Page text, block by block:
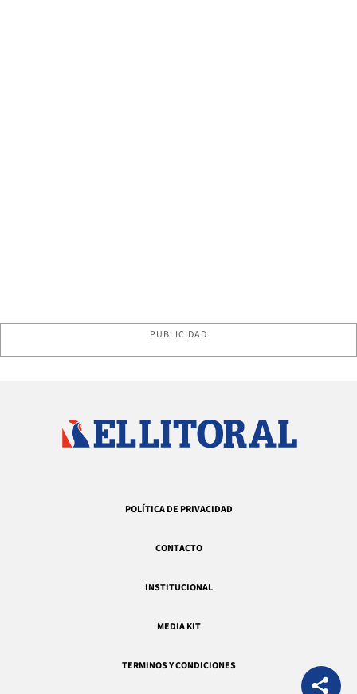
PUBLICIDAD
POLÍTICA DE PRIVACIDAD
CONTACTO
INSTITUCIONAL
MEDIA KIT
TERMINOS Y CONDICIONES